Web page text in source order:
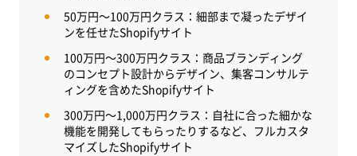
50万円～100万円クラス：細部まで凝ったデザイ
ンを任せたShopifyサイト
100万円～300万円クラス：商品ブランディング
のコンセプト設計からデザイン、集客コンサルテ
ィングを含めたShopifyサイト
300万円～1,000万円クラス：自社に合った細かな
機能を開発してもらったりするなど、フルカスタ
マイズしたShopifyサイト